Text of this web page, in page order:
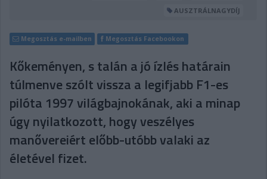
AUSZTRÁLNAGYDÍJ
Megosztás e-mailben Megosztás Facebookon
Kőkeményen, s talán a jó ízlés határain
túlmenve szólt vissza a legifjabb F1-es
pilóta 1997 világbajnokának, aki a minap
úgy nyilatkozott, hogy veszélyes
manővereiért előbb-utóbb valaki az
életével fizet.